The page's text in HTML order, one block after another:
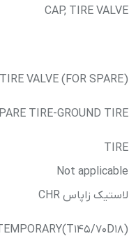
CAP, TIRE VALVE
VALVE (FOR SPARE)
TIRE-GROUND TIRE
TIRE
Not applicable
لاستیک زاپاس CHR
70D18)